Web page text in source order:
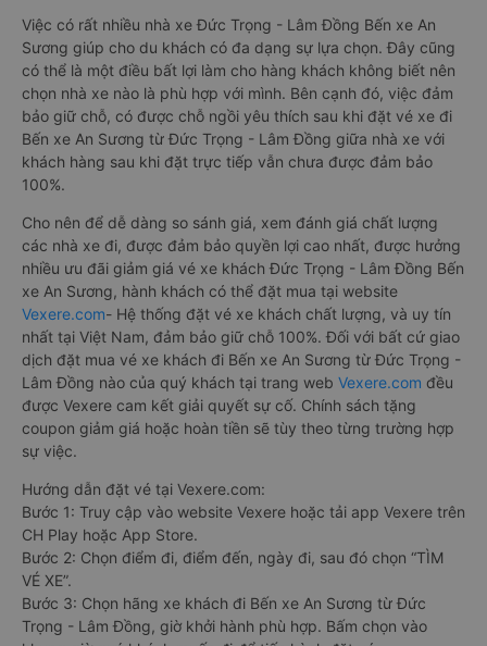
Việc có rất nhiều nhà xe Đức Trọng - Lâm Đồng Bến xe An
Sương giúp cho du khách có đa dạng sự lựa chọn. Đây cũng
có thể là một điều bất lợi làm cho hàng khách không biết nên
chọn nhà xe nào là phù hợp với mình. Bên cạnh đó, việc đảm
bảo giữ chỗ, có được chỗ ngồi yêu thích sau khi đặt vé xe đi
Bến xe An Sương từ Đức Trọng - Lâm Đồng giữa nhà xe với
khách hàng sau khi đặt trực tiếp vẫn chưa được đảm bảo
100%.
Cho nên để dễ dàng so sánh giá, xem đánh giá chất lượng
các nhà xe đi, được đảm bảo quyền lợi cao nhất, được hưởng
nhiều ưu đãi giảm giá vé xe khách Đức Trọng - Lâm Đồng Bến
xe An Sương, hành khách có thể đặt mua tại website
Vexere.com- Hệ thống đặt vé xe khách chất lượng, và uy tín
nhất tại Việt Nam, đảm bảo giữ chỗ 100%. Đối với bất cứ giao
dịch đặt mua vé xe khách đi Bến xe An Sương từ Đức Trọng -
Lâm Đồng nào của quý khách tại trang web Vexere.com đều
được Vexere cam kết giải quyết sự cố. Chính sách tặng
coupon giảm giá hoặc hoàn tiền sẽ tùy theo từng trường hợp
sự việc.
Hướng dẫn đặt vé tại Vexere.com:
Bước 1: Truy cập vào website Vexere hoặc tải app Vexere trên
CH Play hoặc App Store.
Bước 2: Chọn điểm đi, điểm đến, ngày đi, sau đó chọn “TÌM
VÉ XE”.
Bước 3: Chọn hãng xe khách đi Bến xe An Sương từ Đức
Trọng - Lâm Đồng, giờ khởi hành phù hợp. Bấm chọn vào